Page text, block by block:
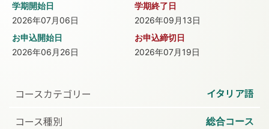
学期開始日
2026年07月06日
学期終了日
2026年09月13日
お申込開始日
2026年06月26日
お申込締切日
2026年07月19日
コースカテゴリー
イタリア語
コース種別
総合コース